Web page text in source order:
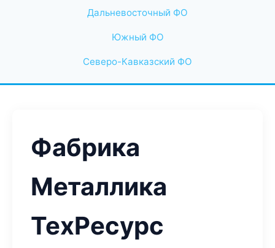
Дальневосточный ФО
Южный ФО
Северо-Кавказский ФО
Фабрика
Металлика
ТехРесурс